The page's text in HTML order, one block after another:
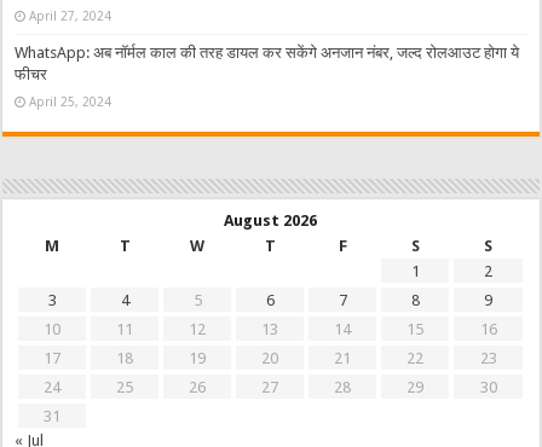
April 27, 2024
WhatsApp: अब नॉर्मल काल की तरह डायल कर सकेंगे अनजान नंबर, जल्द रोलआउट होगा ये
फीचर
April 25, 2024
August 2026
M
T W T F S
S
1
2
3
4 5 6 7 8
9
10
11 12 13 14 15
16
17
18 19 20 21 22
23
24
25 26 27 28 29
30
31
« Jul